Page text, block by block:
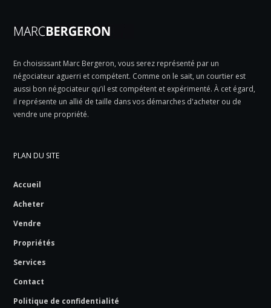
En choisissant Marc Bergeron, vous serez représenté par un
négociateur aguerri et compétent. Comme on le sait, un courtier est
aussi bon négociateur qu’il est compétent et expérimenté. À cet égard,
il représente un allié de taille dans vos démarches d'acheter ou de
vendre une propriété.
PLAN DU SITE
Accueil
Acheter
Vendre
Propriétés
Services
Contact
Politique de confidentialité